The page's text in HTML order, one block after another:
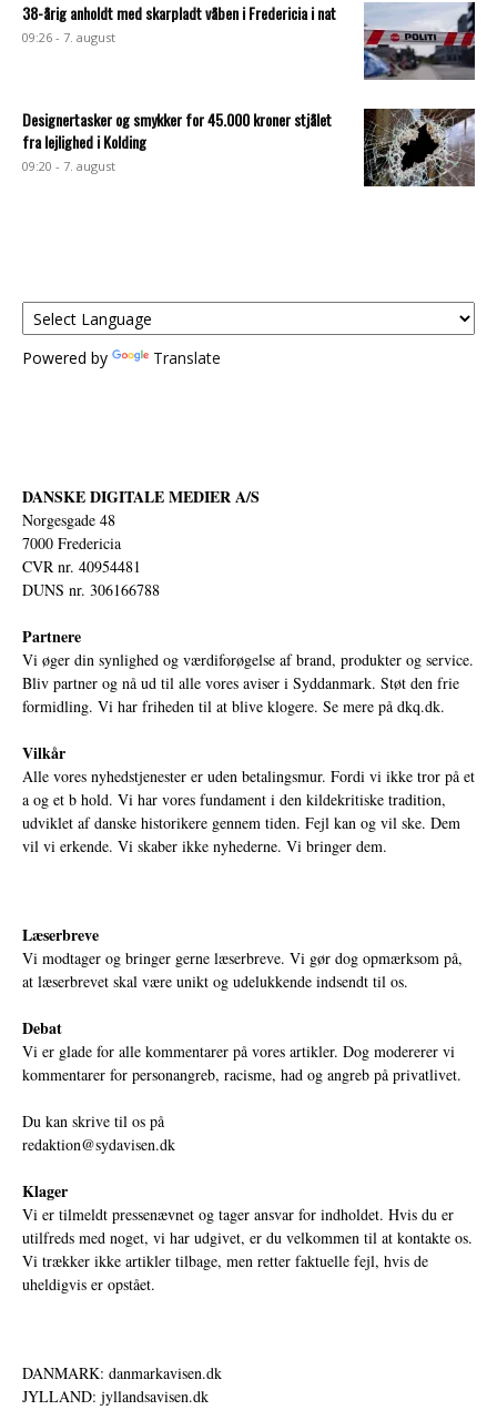
38-årig anholdt med skarpladt våben i Fredericia i nat
09:26 - 7. august
Designertasker og smykker for 45.000 kroner stjålet
fra lejlighed i Kolding
09:20 - 7. august
Powered by Translate
DANSKE DIGITALE MEDIER A/S
Norgesgade 48
7000 Fredericia
CVR nr. 40954481
DUNS nr. 306166788
Partnere
Vi øger din synlighed og værdiforøgelse af brand, produkter og service.
Bliv partner og nå ud til alle vores aviser i Syddanmark. Støt den frie
formidling. Vi har friheden til at blive klogere. Se mere på dkq.dk.
Vilkår
Alle vores nyhedstjenester er uden betalingsmur. Fordi vi ikke tror på et
a og et b hold. Vi har vores fundament i den kildekritiske tradition,
udviklet af danske historikere gennem tiden. Fejl kan og vil ske. Dem
vil vi erkende. Vi skaber ikke nyhederne. Vi bringer dem.
Læserbreve
Vi modtager og bringer gerne læserbreve. Vi gør dog opmærksom på,
at læserbrevet skal være unikt og udelukkende indsendt til os.
Debat
Vi er glade for alle kommentarer på vores artikler. Dog modererer vi
kommentarer for personangreb, racisme, had og angreb på privatlivet.
Du kan skrive til os på
redaktion@sydavisen.dk
Klager
Vi er tilmeldt pressenævnet og tager ansvar for indholdet. Hvis du er
utilfreds med noget, vi har udgivet, er du velkommen til at kontakte os.
Vi trækker ikke artikler tilbage, men retter faktuelle fejl, hvis de
uheldigvis er opstået.
DANMARK: danmarkavisen.dk
JYLLAND: jyllandsavisen.dk